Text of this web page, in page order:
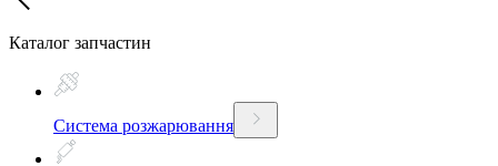
Каталог запчастин
Система розжарювання